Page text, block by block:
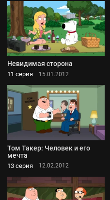
Невидимая сторона
11 серия 15.01.2012
Том Такер: Человек и его
мечта
13 серия 12.02.2012